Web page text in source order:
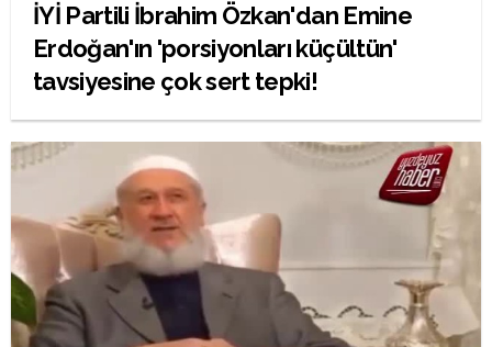
İYİ Partili İbrahim Özkan'dan Emine
Erdoğan'ın 'porsiyonları küçültün'
tavsiyesine çok sert tepki!